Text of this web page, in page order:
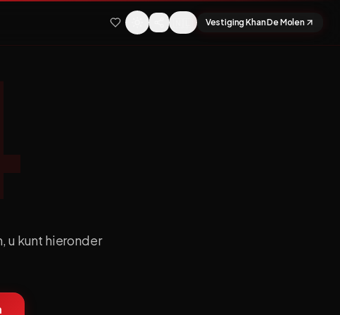
Vestiging Khan De Molen
u kunt hieronder